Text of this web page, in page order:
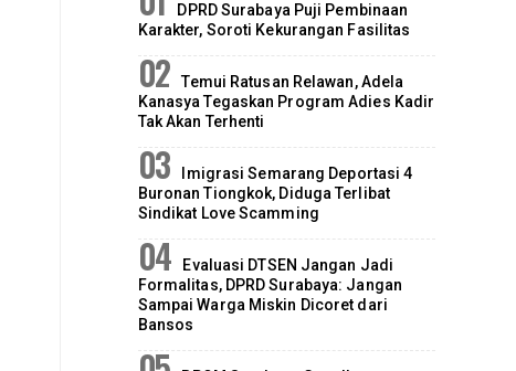
DPRD Surabaya Puji Pembinaan
Karakter, Soroti Kekurangan Fasilitas
Temui Ratusan Relawan, Adela
Kanasya Tegaskan Program Adies Kadir
Tak Akan Terhenti
Imigrasi Semarang Deportasi 4
Buronan Tiongkok, Diduga Terlibat
Sindikat Love Scamming
Evaluasi DTSEN Jangan Jadi
Formalitas, DPRD Surabaya: Jangan
Sampai Warga Miskin Dicoret dari
Bansos